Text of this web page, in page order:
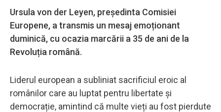
Ursula von der Leyen, președinta Comisiei
Europene, a transmis un mesaj emoționant
duminică, cu ocazia marcării a 35 de ani de la
Revoluția română.
Liderul european a subliniat sacrificiul eroic al
românilor care au luptat pentru libertate și
democrație, amintind că multe vieți au fost pierdute